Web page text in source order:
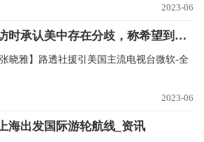
2023-06
释放信号？耶伦受访时承认美中存在分歧，称希望到中国重建联系 微资讯
晓雅】路透社援引美国主流电视台微软-全
2023-06
海出发国际游轮航线_资讯